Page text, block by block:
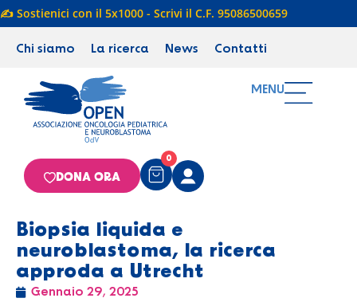
✍️ Sostienici con il 5x1000 - Scrivi il C.F. 95086500659
Chi siamo La ricerca News Contatti
MENU
0
DONA ORA
Biopsia liquida e
neuroblastoma, la ricerca
approda a Utrecht
Gennaio 29, 2025